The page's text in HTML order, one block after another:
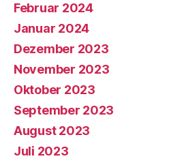
Februar 2024
Januar 2024
Dezember 2023
November 2023
Oktober 2023
September 2023
August 2023
Juli 2023